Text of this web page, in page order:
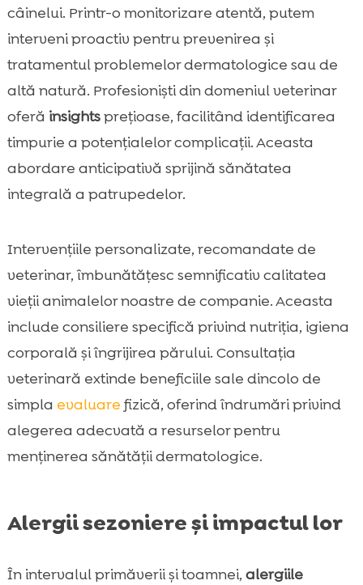
câinelui. Printr-o monitorizare atentă, putem
interveni proactiv pentru prevenirea și
tratamentul problemelor dermatologice sau de
altă natură. Profesioniști din domeniul veterinar
oferă insightsprețioase, facilitând identificarea
timpurie a potențialelor complicații. Aceasta
abordare anticipativă sprijină sănătatea
integrală a patrupedelor.
Intervențiile personalizate, recomandate de
veterinar, îmbunătățesc semnificativ calitatea
vieții animalelor noastre de companie. Aceasta
include consiliere specifică privind nutriția, igiena
corporală și îngrijirea părului. Consultația
veterinară extinde beneficiile sale dincolo de
simpla evaluare fizică, oferind îndrumări privind
alegerea adecvată a resurselor pentru
menținerea sănătății dermatologice.
Alergii sezoniere și impactul lor
În intervalul primăverii și toamnei, alergiile